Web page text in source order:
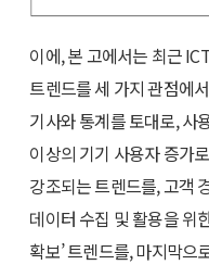
이에, 본 고에서는 최근
트렌드를 세 가지 관점에
기사와 통계를 토대로, 사
이상의 기기 사용자 증가
강조되는 트렌드를, 고객
데이터 수집 및 활용을 위
확보’ 트렌드를, 마지막으